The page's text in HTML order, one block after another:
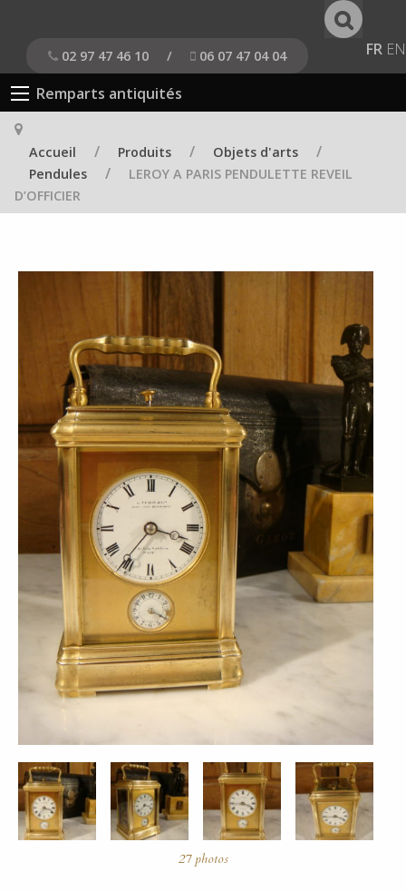
02 97 47 46 10 / 06 07 47 04 04 FR EN
Remparts antiquités
Accueil / Produits / Objets d'arts /
Pendules /
LEROY A PARIS PENDULETTE REVEIL
D’OFFICIER